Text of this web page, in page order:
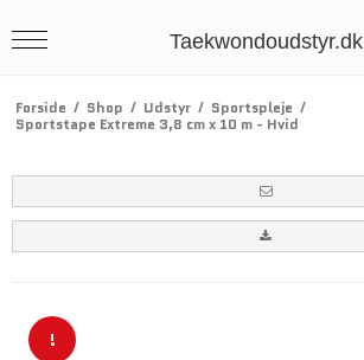
Taekwondoudstyr.dk
Forside / Shop / Udstyr / Sportspleje /
Sportstape Extreme 3,8 cm x 10 m - Hvid
!